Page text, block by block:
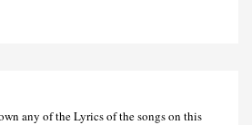
any of the Lyrics of the songs on this